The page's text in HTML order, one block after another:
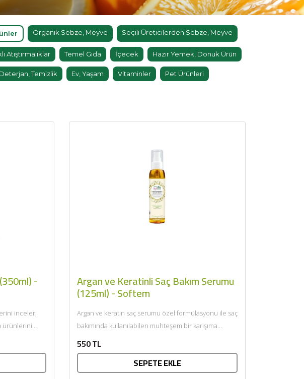
Organik Sebze, Meyve Seçili Üreticilerden Sebze, Meyve
Atıştırmalıklar Temel Gıda İçecek Hazır Yemek, Donuk Ürün
Deterjan, Temizlik Ev, Yaşam Vitaminler Pet Ürünleri
-
inceler,
ürünlerini
Argan ve Keratinli Saç Bakım Serumu
(125ml) - Softem
Argan ve keratin saç serumu özel formülasyonu ile saç
bakımında kullanılabilen muhteşem bir karışıma
550 TL
SEPETE EKLE
×